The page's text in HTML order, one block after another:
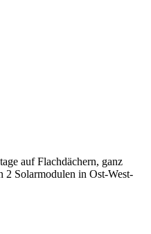
auf Flachdächern, ganz
2 Solarmodulen in Ost-West-